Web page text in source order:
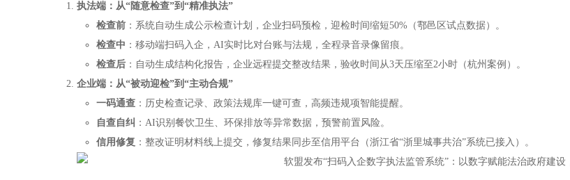
执法端：从“随意检查”到“精准执法”
检查前 ：系统自动生成公示检查计划，企业扫码预检，迎检时间缩短50%（鄠邑区试点数据）。
检查中 ：移动端扫码入企，AI实时比对台账与法规，全程录音录像留痕。
检查后 ：自动生成结构化报告，企业远程提交整改结果，验收时间从3天压缩至2小时（杭州案例）。
企业端：从“被动迎检”到“主动合规”
一码通查 ：历史检查记录、政策法规库一键可查，高频违规项智能提醒。
自查自纠 ：AI识别餐饮卫生、环保排放等异常数据，预警前置风险。
信用修复 ：整改证明材料线上提交，修复结果同步至信用平台（浙江省“浙里城事共治”系统已接入）。